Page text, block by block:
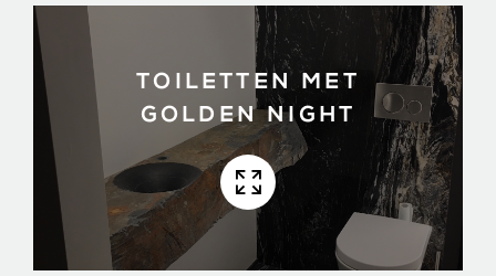
TOILETTEN MET
GOLDEN NIGHT